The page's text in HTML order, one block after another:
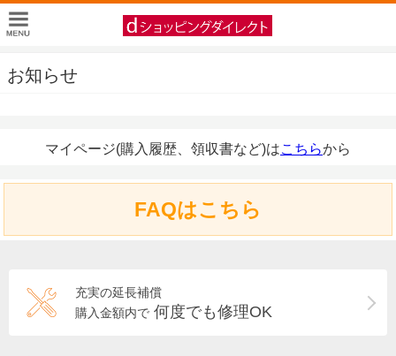
お知らせ
マイページ(購入履歴、領収書など)はこちらから
FAQはこちら
充実の延長補償
購入金額内で 何度でも修理OK